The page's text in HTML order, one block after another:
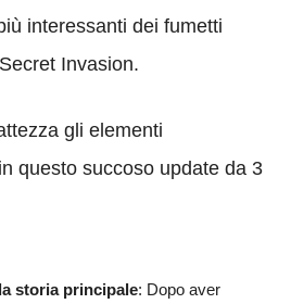
interessanti dei fumetti
Invasion.
gli elementi
questo succoso update da 3
storia principale: Dopo aver